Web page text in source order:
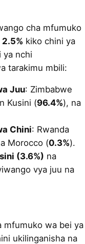
cha mfumuko
2.5% kiko chini ya
ya nchi
tarakimu mbili:
Juu: Zimbabwe
Kusini (96.4%), na
Chini: Rwanda
Morocco (0.3%).
(3.6%) na
vya juu na
mfumuko wa bei ya
ukilinganisha na